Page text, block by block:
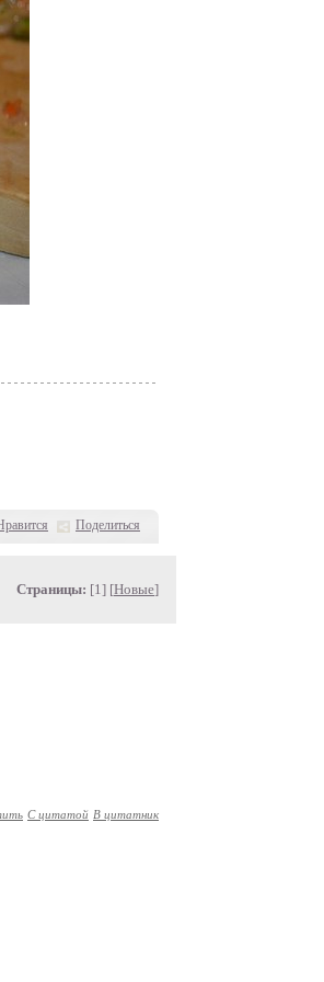
Поделиться
Страницы: [1] [Новые]
С цитатой В цитатник